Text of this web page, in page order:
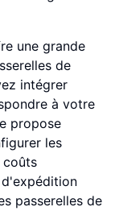
une grande
de
intégrer
à votre
propose
les
coûts
passerelles de